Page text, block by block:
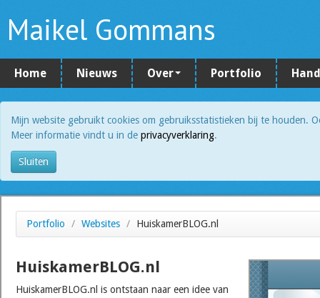
Maikel Gommans
Home Nieuws Over Portfolio
Mijn website gebruikt cookies om gebruiksstatistieken bij te houden.
Meer informatie vindt u in de privacyverklaring.
Sluiten
Portfolio / Websites / HuiskamerBLOG.nl
HuiskamerBLOG.nl
HuiskamerBLOG.nl is ontstaan naar een idee van